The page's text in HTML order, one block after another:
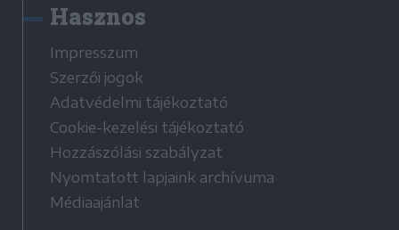
Hasznos
Impresszum
Szerzői jogok
Adatvédelmi tájékoztató
Cookie-kezelési tájékoztató
Hozzászólási szabályzat
Nyomtatott lapjaink archívuma
Médiaajánlat